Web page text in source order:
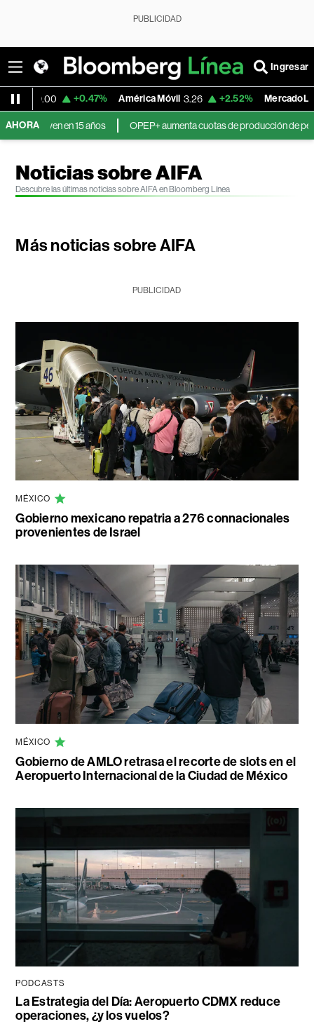
PUBLICIDAD
Ingresar
+0.47% América Móvil 3.26 +2.52% MercadoLibre 1,879.59
AHORA
15 años OPEP+ aumenta cuotas de producción de petróleo y
Noticias sobre AIFA
Descubre las últimas noticias sobre AIFA en Bloomberg Línea
Más noticias sobre AIFA
PUBLICIDAD
MÉXICO
Gobierno mexicano repatria a 276 connacionales
provenientes de Israel
MÉXICO
Gobierno de AMLO retrasa el recorte de slots en el
Aeropuerto Internacional de la Ciudad de México
PODCASTS
La Estrategia del Día: Aeropuerto CDMX reduce
operaciones, ¿y los vuelos?